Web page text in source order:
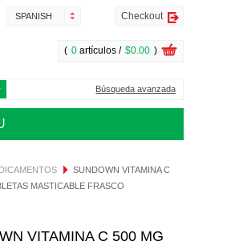
SPANISH
Búsqueda avanzada
( 0 artículos / $0.00 )
Checkout
SUNDOWN VITAMINA C
MASTICABLE FRASCO
VITAMINA C 500 MG